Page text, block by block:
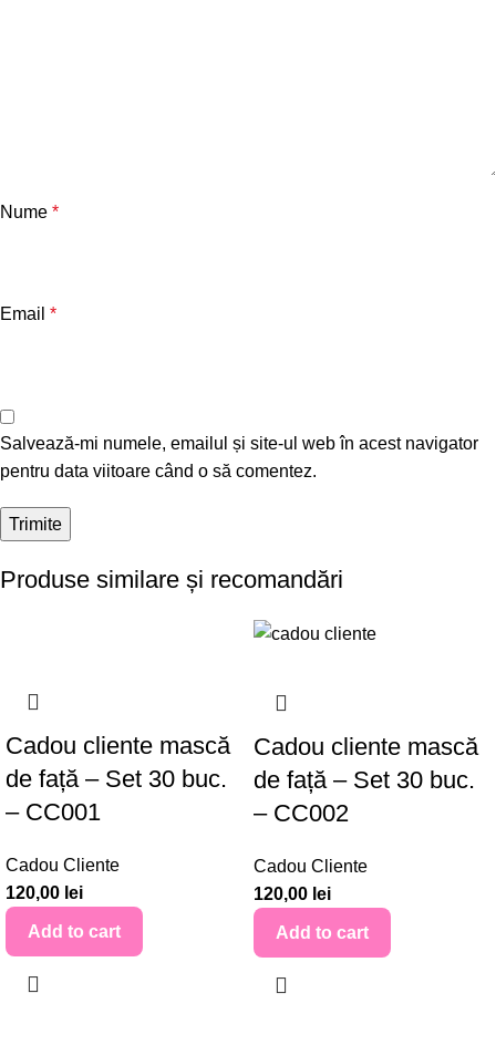
Nume *
Email *
Salvează-mi numele, emailul și site-ul web în acest navigator
pentru data viitoare când o să comentez.
Produse similare și recomandări
Cadou cliente mască
de față – Set 30 buc.
– CC001
Cadou Cliente
120,00 lei
Add to cart
Cadou cliente mască
de față – Set 30 buc.
– CC002
Cadou Cliente
120,00 lei
Add to cart